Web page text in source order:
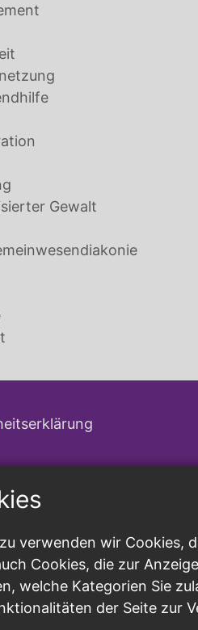
verwenden wir Cookies,
Cookies, die zur
welche Kategorien Sie
der Seite zur
Gewalt